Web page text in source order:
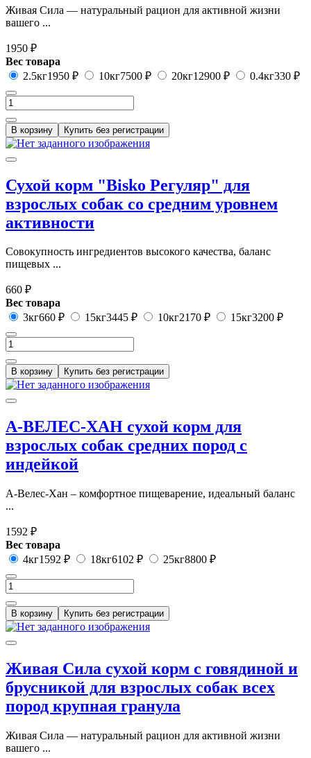
Живая Сила — натуральный рацион для активной жизни
вашего ...
1950 ₽
Вес товара
2.5кг1950 ₽ 10кг7500 ₽ 20кг12900 ₽ 0.4кг330 ₽
В корзину Купить без регистрации
Сухой корм "Bisko Регуляр" для
взрослых собак со средним уровнем
активности
Совокупность ингредиентов высокого качества, баланс
пищевых ...
660 ₽
Вес товара
3кг660 ₽ 15кг3445 ₽ 10кг2170 ₽ 15кг3200 ₽
В корзину Купить без регистрации
А-ВЕЛЕС-ХАН сухой корм для
взрослых собак средних пород с
индейкой
А-Велес-Хан – комфортное пищеварение, идеальный баланс
...
1592 ₽
Вес товара
4кг1592 ₽ 18кг6102 ₽ 25кг8800 ₽
В корзину Купить без регистрации
Живая Сила сухой корм с говядиной и
брусникой для взрослых собак всех
пород крупная гранула
Живая Сила — натуральный рацион для активной жизни
вашего ...